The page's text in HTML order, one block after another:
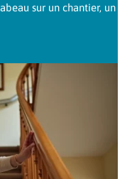
sur un chantier, un